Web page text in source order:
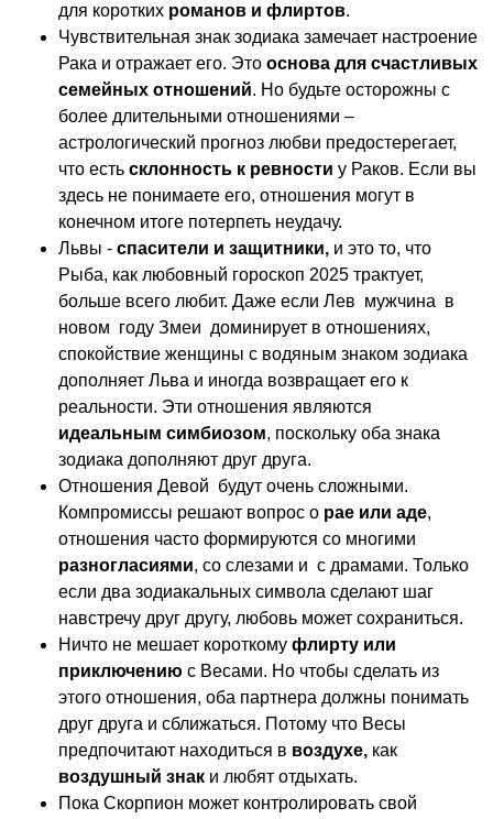
для коротких романов и флиртов.
Чувствительная знак зодиака замечает настроение
Рака и отражает его. Это основа для счастливых
семейных отношений. Но будьте осторожны с
более длительными отношениями –
астрологический прогноз любви предостерегает,
что есть склонность к ревности у Раков. Если вы
здесь не понимаете его, отношения могут в
конечном итоге потерпеть неудачу.
Львы - спасители и защитники, и это то, что
Рыба, как любовный гороскоп 2025 трактует,
больше всего любит. Даже если Лев мужчина в
новом году Змеи доминирует в отношениях,
спокойствие женщины с водяным знаком зодиака
дополняет Льва и иногда возвращает его к
реальности. Эти отношения являются
идеальным симбиозом, поскольку оба знака
зодиака дополняют друг друга.
Отношения Девой будут очень сложными.
Компромиссы решают вопрос о рае или аде,
отношения часто формируются со многими
разногласиями, со слезами и с драмами. Только
если два зодиакальных символа сделают шаг
навстречу друг другу, любовь может сохраниться.
Ничто не мешает короткому флирту или
приключению с Весами. Но чтобы сделать из
этого отношения, оба партнера должны понимать
друг друга и сближаться. Потому что Весы
предпочитают находиться в воздухе, как
воздушный знак и любят отдыхать.
Пока Скорпион может контролировать свой